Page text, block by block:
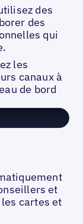
des
des
qui
les
canaux à
de bord
et
cartes et